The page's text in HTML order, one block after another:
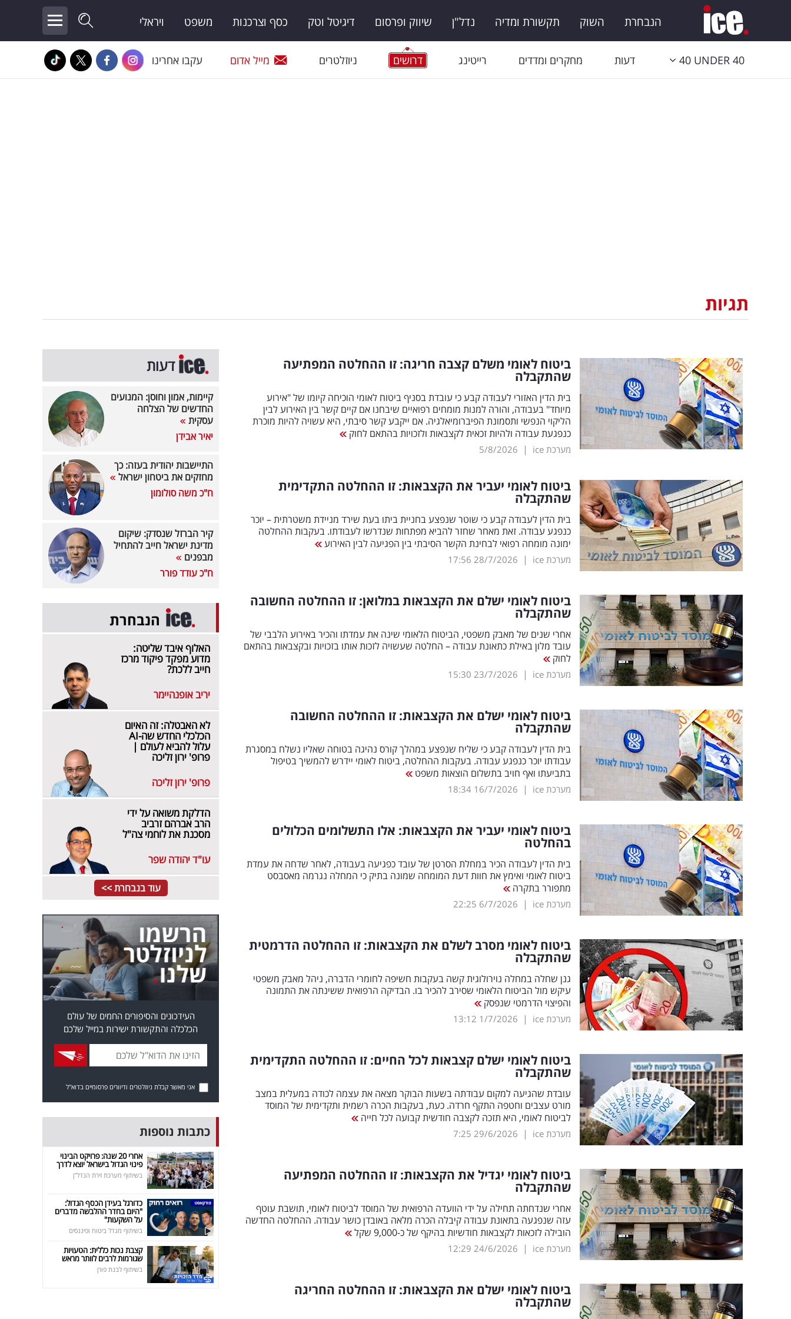
הנבחרת השוק תקשורת ומדיה נדל"ן שיווק ופרסום דיגיטל וטק כסף וצרכנות משפט ויראלי
40 UNDER 40 דעות מחקרים ומדדים רייטינג דרושים ניוזלטרים מייל אדום עקבו אחרינו
תגיות
ביטוח לאומי משלם קצבה חריגה: זו ההחלטה המפתיעה
שהתקבלה
בית הדין האזורי לעבודה קבע כי עובדת בסניף ביטוח לאומי הוכיחה קיומו של "אירוע
מיוחד" בעבודה, והורה למנות מומחים רפואיים שיבחנו אם קיים קשר בין האירוע לבין
הליקוי הנפשי ותסמונת הפיברומיאלגיה. אם ייקבע קשר סיבתי, היא עשויה להיות מוכרת
כנפגעת עבודה ולהיות זכאית לקצבאות ולזכויות בהתאם לחוק
מערכת ice |
5/8/2026
ביטוח לאומי יעביר את הקצבאות: זו ההחלטה התקדימית
שהתקבלה
בית הדין לעבודה קבע כי שוטר שנפצע בחניית ביתו בעת שירד מניידת משטרתית – יוכר
כנפגע עבודה. זאת מאחר שחזר להביא מפתחות שנדרשו לעבודתו. בעקבות ההחלטה
ימונה מומחה רפואי לבחינת הקשר הסיבתי בין הפגיעה לבין האירוע
מערכת ice |
28/7/2026
17:56
ביטוח לאומי ישלם את הקצבאות במלואן: זו ההחלטה החשובה
שהתקבלה
אחרי שנים של מאבק משפטי, הביטוח הלאומי שינה את עמדתו והכיר באירוע הלבבי של
עובד מלון באילת כתאונת עבודה – החלטה שעשויה לזכות אותו בזכויות ובקצבאות בהתאם
לחוק
מערכת ice |
23/7/2026
15:30
ביטוח לאומי ישלם את הקצבאות: זו ההחלטה החשובה
שהתקבלה
בית הדין לעבודה קבע כי שליח שנפצע במהלך קורס נהיגה בטוחה שאליו נשלח במסגרת
עבודתו יוכר כנפגע עבודה. בעקבות ההחלטה, ביטוח לאומי יידרש להמשיך בטיפול
בתביעתו ואף חויב בתשלום הוצאות משפט
מערכת ice |
16/7/2026
18:34
ביטוח לאומי יעביר את הקצבאות: אלו התשלומים הכלולים
בהחלטה
בית הדין לעבודה הכיר במחלת הסרטן של עובד כפגיעה בעבודה, לאחר שדחה את עמדת
ביטוח לאומי ואימץ את חוות דעת המומחה שמונה בתיק כי המחלה נגרמה מאסבסט
מתפורר בתקרה
מערכת ice |
6/7/2026
22:25
ביטוח לאומי מסרב לשלם את הקצבאות: זו ההחלטה הדרמטית
שהתקבלה
גנן שחלה במחלה נוירולוגית קשה בעקבות חשיפה לחומרי הדברה, ניהל מאבק משפטי
עיקש מול הביטוח הלאומי שסירב להכיר בו. הבדיקה הרפואית ששינתה את התמונה
והפיצוי הדרמטי שנפסק
מערכת ice |
1/7/2026
13:12
ביטוח לאומי ישלם קצבאות לכל החיים: זו ההחלטה התקדימית
שהתקבלה
עובדת שהגיעה למקום עבודתה בשעות הבוקר מצאה את עצמה לכודה במעלית במצב
מורט עצבים וחטפה התקף חרדה. כעת, בעקבות הכרה רשמית ותקדימית של המוסד
לביטוח לאומי, היא תזכה לקצבה חודשית קבועה לכל חייה
מערכת ice |
29/6/2026
7:25
ביטוח לאומי יגדיל את הקצבאות: זו ההחלטה המפתיעה
שהתקבלה
אחרי שנדחתה תחילה על ידי הוועדה הרפואית של המוסד לביטוח לאומי, תושבת עוטף
עזה שנפגעה בתאונת עבודה קיבלה הכרה מלאה באובדן כושר עבודה. ההחלטה החדשה
הובילה לזכאות לקצבאות חודשיות בהיקף של כ-9,000 שקל
מערכת ice |
24/6/2026
12:29
ביטוח לאומי ישלם את הקצבאות: זו ההחלטה החריגה
שהתקבלה
דעות
קיימות, אמון וחוסן: המנועים
החדשים של הצלחה
עסקית
יאיר אבידן
התיישבות יהודית בעזה: כך
מחזקים את ביטחון ישראל
ח"כ משה סולומון
קיר הברזל שנסדק: שיקום
מדינת ישראל חייב להתחיל
מבפנים
ח"כ עודד פורר
הנבחרת
האלוף איבד שליטה:
מדוע מפקד פיקוד מרכז
חייב ללכת?
יריב אופנהיימר
לא האבטלה: זה האיום
הכלכלי החדש שה-AI
עלול להביא לעולם |
פרופ' ירון זליכה
פרופ' ירון זליכה
הדלקת משואה על ידי
הרב אברהם זרביב
מסכנת את לוחמי צה"ל
עו"ד יהודה שפר
עוד בנבחרת >>
העידכונים והסיפורים החמים של עולם
הכלכלה והתקשורת ישירות במייל שלכם
אני מאשר קבלת ניוזלטרים ודיוורים פרסומיים בדוא"ל
כתבות נוספות
אחרי 20 שנה: פרויקט הבינוי
פינוי הגדול בישראל יוצא לדרך
בשיתוף מערכת זירת הנדל"ן
כדורגל בעידן הכסף הגדול:
"היום בחדר ההלבשה מדברים
על השקעות"
בשיתוף מגדל ביטוח ופיננסים
קצבת נכות כללית: הטעויות
שגורמות לרבים לוותר מראש
בשיתוף לבנת פורן